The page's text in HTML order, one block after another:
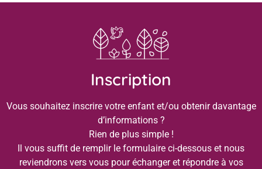
Inscription
Vous souhaitez inscrire votre enfant et/ou obtenir davantage
d’informations ?
Rien de plus simple !
Il vous suffit de remplir le formulaire ci-dessous et nous
reviendrons vers vous pour échanger et répondre à vos